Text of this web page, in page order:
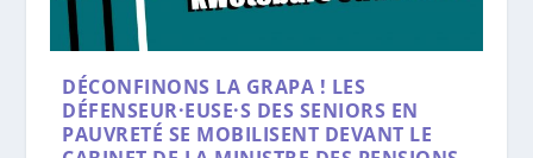
DÉCONFINONS LA GRAPA ! LES
DÉFENSEUR·EUSE·S DES SENIORS EN
PAUVRETÉ SE MOBILISENT DEVANT LE